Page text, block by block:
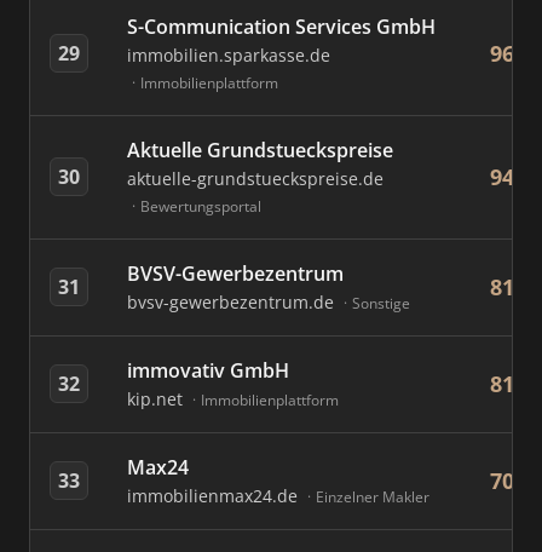
29
S-Communication Services GmbH
immobilien.sparkasse.de
Immobilienplattform
96
30
Aktuelle Grundstueckspreise
aktuelle-grundstueckspreise.de
Bewertungsportal
94
31 BVSV-Gewerbezentrum
bvsv-gewerbezentrum.de Sonstige
81
32 immovativ GmbH
kip.net Immobilienplattform
81
33 Max24
immobilienmax24.de Einzelner Makler
70